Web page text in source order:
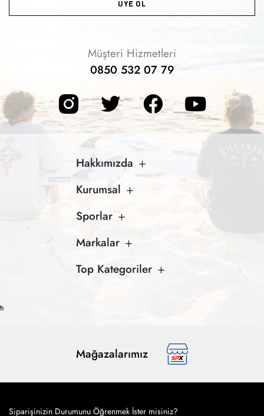
ÜYE OL
Müşteri Hizmetleri
0850 532 07 79
Hakkımızda
Kurumsal
Sporlar
Markalar
Top Kategoriler
Mağazalarımız
Siparişinizin Durumunu Öğrenmek İster misiniz?